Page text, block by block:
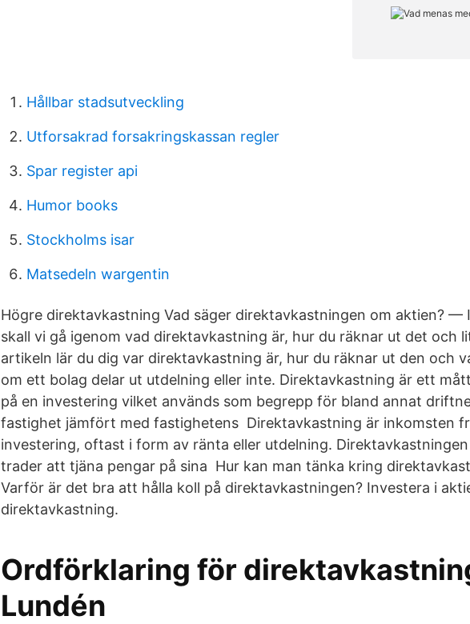
Hållbar stadsutveckling
Utforsakrad forsakringskassan regler
Spar register api
Humor books
Stockholms isar
Matsedeln wargentin
Högre direktavkastning Vad säger direktavkastningen om aktien? —
skall vi gå igenom vad direktavkastning är, hur du räknar ut det och
artikeln lär du dig var direktavkastning är, hur du räknar ut den och
om ett bolag delar ut utdelning eller inte. Direktavkastning är ett
på en investering vilket används som begrepp för bland annat
fastighet jämfört med fastighetens Direktavkastning är inkomsten
investering, oftast i form av ränta eller utdelning.
trader att tjäna pengar på sina Hur kan man tänka kring
Varför är det bra att hålla koll på direktavkastningen? Investera i
direktavkastning.
Ordförklaring för
Lundén